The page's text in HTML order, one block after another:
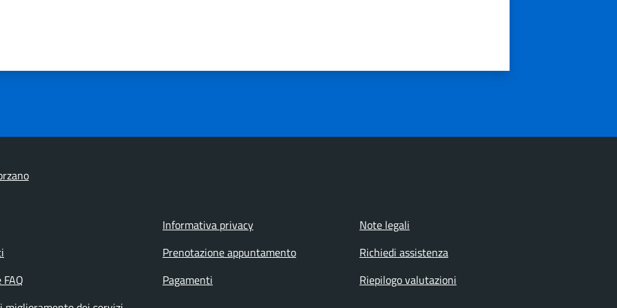
Informativa privacy
Note legali
Prenotazione appuntamento
Richiedi assistenza
Pagamenti
Riepilogo valutazioni